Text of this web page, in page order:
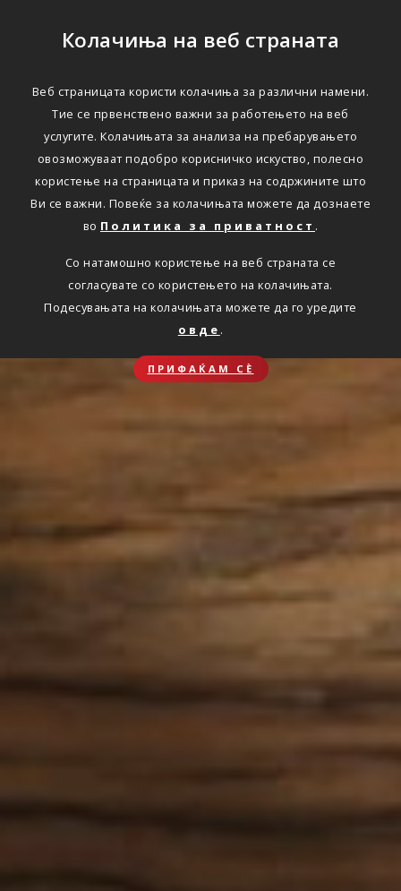
Колачиња на веб страната
Веб страницата користи колачиња за различни намени.
Тие се првенствено важни за работењето на веб
услугите. Колачињата за анализа на пребарувањето
овозможуваат подобро корисничко искуство, полесно
користење на страницата и приказ на содржините што
Ви се важни. Повеќе за колачињата можете да дознаете
во Политика за приватност .
Со натамошно користење на веб страната се
согласувате со користењето на колачињата.
Подесувањата на колачињата можете да го уредите
овде .
ПРИФАЌАМ СЀ